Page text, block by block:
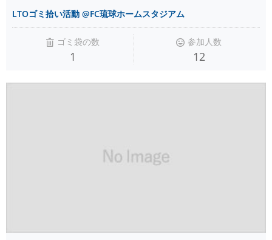
LTOゴミ拾い活動 @FC琉球ホームスタジアム
ゴミ袋の数
1
参加人数
12